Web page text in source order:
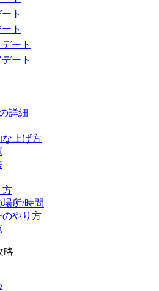
ト
ト
ート
ート
詳細
な上げ方
方
所/時間
のやり方
略